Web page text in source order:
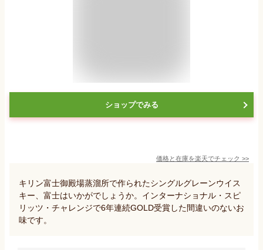
ショップでみる
価格と在庫を楽天でチェック >>
キリン富士御殿場蒸溜所で作られたシングルグレーンウイス
キー、富士はいかがでしょうか。インターナショナル・スピ
リッツ・チャレンジで6年連続GOLD受賞した間違いのないお
味です。